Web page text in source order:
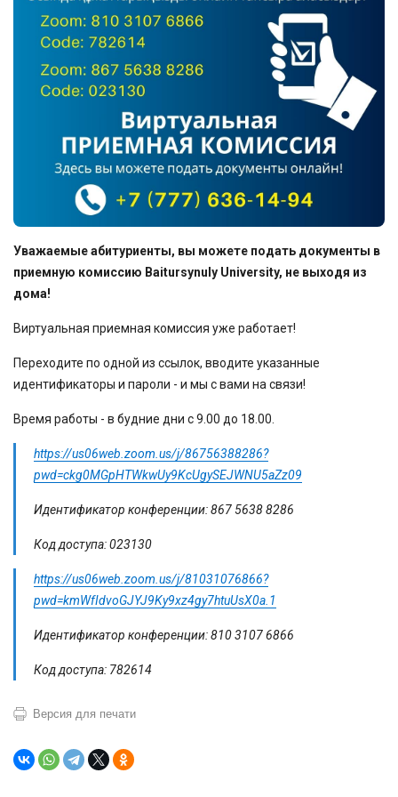
Уважаемые абитуриенты, вы можете подать документы в
приемную комиссию Baitursynuly University, не выходя из
дома!
Виртуальная приемная комиссия уже работает!
Переходите по одной из ссылок, вводите указанные
идентификаторы и пароли - и мы с вами на связи!
Время работы - в будние дни с 9.00 до 18.00.
https://us06web.zoom.us/j/86756388286?
pwd=ckg0MGpHTWkwUy9KcUgySEJWNU5aZz09
Идентификатор конференции: 867 5638 8286
Код доступа: 023130
https://us06web.zoom.us/j/81031076866?
pwd=kmWfIdvoGJYJ9Ky9xz4gy7htuUsX0a.1
Идентификатор конференции: 810 3107 6866
Код доступа: 782614
Версия для печати